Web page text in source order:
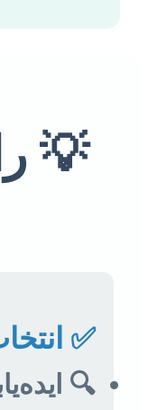
💡
✅
🔍